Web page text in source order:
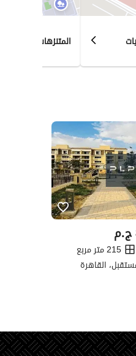
المتنزهات
ج.م
215 متر مربع
القاهرة